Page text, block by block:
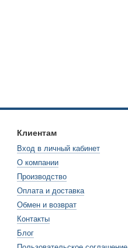
Клиентам
Вход в личный кабинет
О компании
Производство
Оплата и доставка
Обмен и возврат
Контакты
Блог